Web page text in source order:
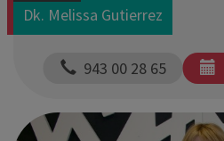
Dk. Melissa Gutierrez
943 00 28 65